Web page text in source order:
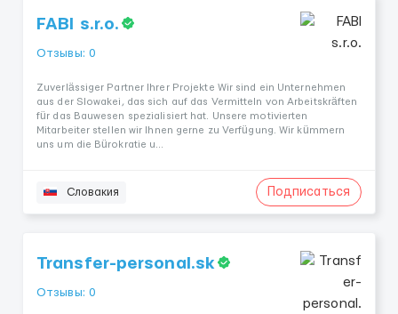
FABI s.r.o.
Отзывы: 0
Zuverlässiger Partner Ihrer Projekte Wir sind ein Unternehmen
aus der Slowakei, das sich auf das Vermitteln von Arbeitskräften
für das Bauwesen spezialisiert hat. Unsere motivierten
Mitarbeiter stellen wir Ihnen gerne zu Verfügung. Wir kümmern
uns um die Bürokratie u...
Словакия Подписаться
Transfer-personal.sk
Отзывы: 0